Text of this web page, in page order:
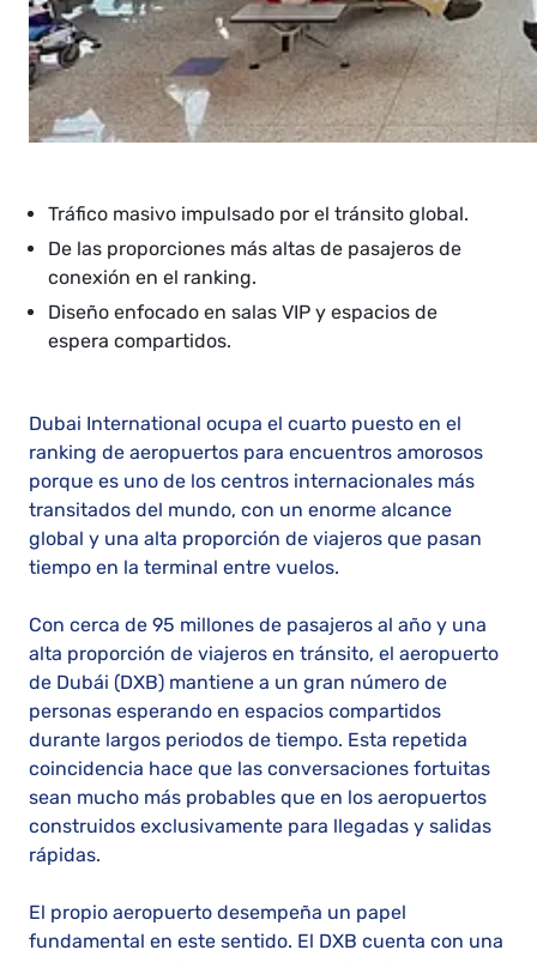
Tráfico masivo impulsado por el tránsito global.
De las proporciones más altas de pasajeros de
conexión en el ranking.
Diseño enfocado en salas VIP y espacios de
espera compartidos.
Dubai International ocupa el cuarto puesto en el
ranking de aeropuertos para encuentros amorosos
porque es uno de los centros internacionales más
transitados del mundo, con un enorme alcance
global y una alta proporción de viajeros que pasan
tiempo en la terminal entre vuelos.
Con cerca de 95 millones de pasajeros al año y una
alta proporción de viajeros en tránsito, el aeropuerto
de Dubái (DXB) mantiene a un gran número de
personas esperando en espacios compartidos
durante largos periodos de tiempo. Esta repetida
coincidencia hace que las conversaciones fortuitas
sean mucho más probables que en los aeropuertos
construidos exclusivamente para llegadas y salidas
rápidas.
El propio aeropuerto desempeña un papel
fundamental en este sentido. El DXB cuenta con una